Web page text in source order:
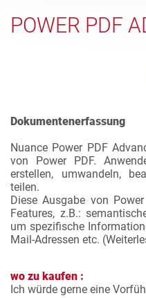
POWER PDF
Dokumentenerfassung
Nuance Power PDF
von Power PDF.
erstellen, umwandeln,
teilen.
Diese Ausgabe von
Features, z.B.:
um spezifische
Mail-Adressen etc. (
wo zu kaufen :
Ich würde gerne eine